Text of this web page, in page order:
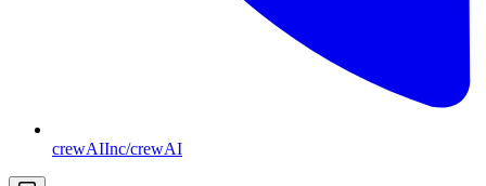
crewAIInc/crewAI